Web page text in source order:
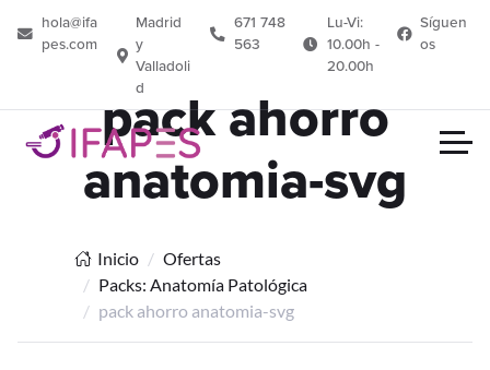
hola@ifa
pes.com
Madrid
y
Valladoli
d
671 748
563
Lu-Vi:
10.00h -
20.00h
Síguen
os
pack ahorro
anatomia-svg
Inicio
Ofertas
Packs: Anatomía Patológica
pack ahorro anatomia-svg